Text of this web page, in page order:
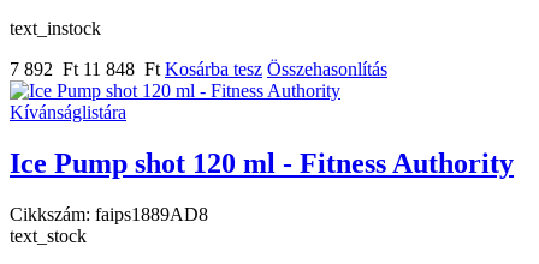
text_instock
7 892 Ft 11 848 Ft Kosárba tesz Összehasonlítás
Kívánságlistára
Ice Pump shot 120 ml - Fitness Authority
Cikkszám: faips1889AD8
text_stock